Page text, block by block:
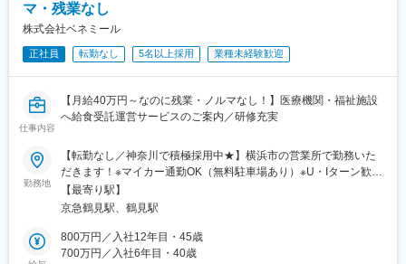
マ・残業なし
株式会社ベネミール
正社員 転勤なし 5名以上採用 業種未経験歓迎
仕事内容
【月給40万円～なのに残業・ノルマなし！】医療機関・福祉施設
へ給食受託運営サービスのご案内／研修充実
勤務地
【転勤なし／神奈川で積極採用中★】横浜市の営業所で勤務いた
だきます！※マイカー通勤OK（無料駐車場あり）※U・Iターン歓迎
●神奈川営業所：神奈川県横浜市鶴見区鶴見中央4-32-21 マエダ
中央ビル 7F受動喫煙対策／屋内全面禁煙
【最寄り駅】
京急鶴見駅、鶴見駅
800万円／入社12年目・45歳
700万円／入社6年目・40歳